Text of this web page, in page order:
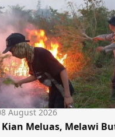
August 2026
Meluas, Melawi